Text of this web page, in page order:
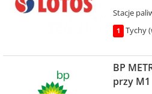
Stacje
1 Tychy
BP
przy M1